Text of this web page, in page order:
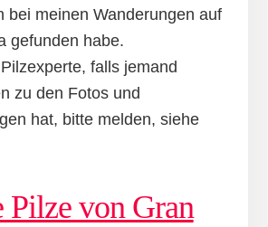
bei meinen Wanderungen auf
gefunden habe.
falls jemand
zu den Fotos und
hat, bitte melden, siehe
Pilze von Gran